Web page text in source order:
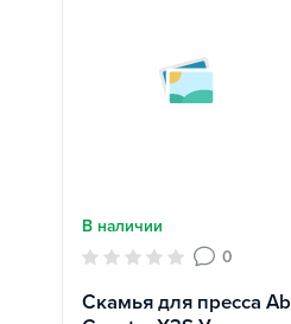
В наличии
0
Скамья для пресса Ab